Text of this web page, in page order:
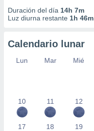
Duración del día 14h 7m
Luz diurna restante 1h 46m
Calendario lunar
Lun Mar Mié
10 11 12
17 18 19